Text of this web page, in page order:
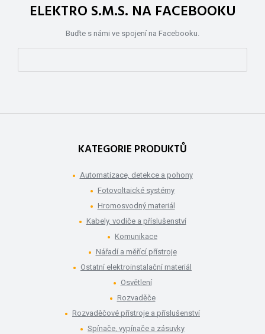
ELEKTRO S.M.S. NA FACEBOOKU
Buďte s námi ve spojení na Facebooku.
KATEGORIE PRODUKTŮ
Automatizace, detekce a pohony
Fotovoltaické systémy
Hromosvodný materiál
Kabely, vodiče a příslušenství
Komunikace
Nářadí a měřící přístroje
Ostatní elektroinstalační materiál
Osvětlení
Rozvaděče
Rozvaděčové přístroje a příslušenství
Spínače, vypínače a zásuvky